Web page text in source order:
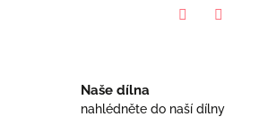
Naše dílna
nahlédněte do naší dílny